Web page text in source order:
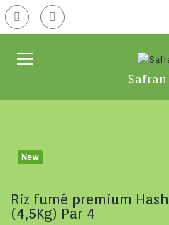
Safran
New
Riz fumé premium
(4,5Kg) Par 4